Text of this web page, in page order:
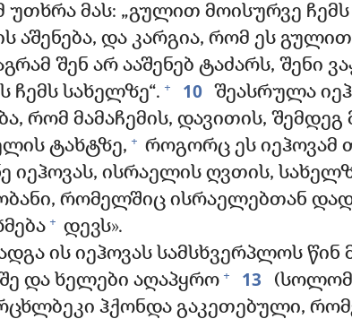
უთხრა მას: „გულით მოისურვე ჩემს
აშენება, და კარგია, რომ ეს გულით
შენ არ ააშენებ ტაძარს, შენი
ჩემს სახელზე“. + 10 შეასრულა
რომ მამაჩემის, დავითის, შემდეგ
ტახტზე, + როგორც ეს იეჰოვამ
იეჰოვას, ისრაელის ღვთის,
რომელშიც ისრაელებთან
+ დევს».
ის იეჰოვას სამსხვერპლოს
და ხელები აღაპყრო + 13
ჰქონდა გაკეთებული,